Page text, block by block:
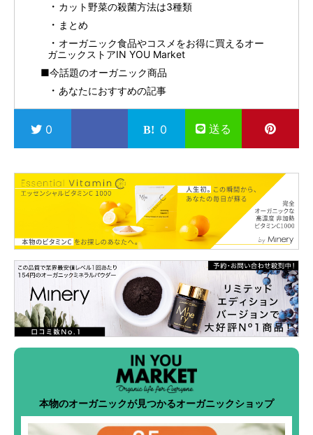
カット野菜の殺菌方法は3種類
まとめ
オーガニック食品やコスメをお得に買えるオー
ガニックストアIN YOU Market
■今話題のオーガニック商品
あなたにおすすめの記事
0 0 送る
本物のオーガニックが見つかるオーガニックショップ